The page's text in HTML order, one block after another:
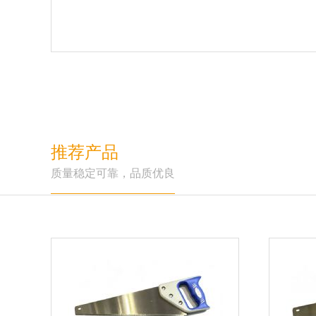
推荐产品
质量稳定可靠，品质优良